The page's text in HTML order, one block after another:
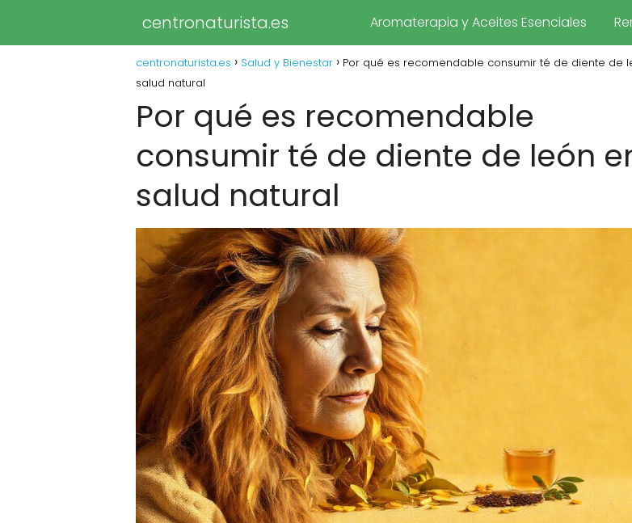
centronaturista.es Aromaterapia y Aceites Esenciales
centronaturista.es Salud y Bienestar
Por qué es recomendable consumir té de diente de
salud natural
Por qué es recomendable
consumir té de diente de león
salud natural